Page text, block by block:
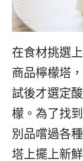
在食材挑選
商品檸檬塔
試後才選定
檬。為了找
別品嚐過各
塔上擺上新